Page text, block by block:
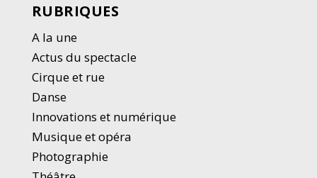
RUBRIQUES
A la une
Actus du spectacle
Cirque et rue
Danse
Innovations et numérique
Musique et opéra
Photographie